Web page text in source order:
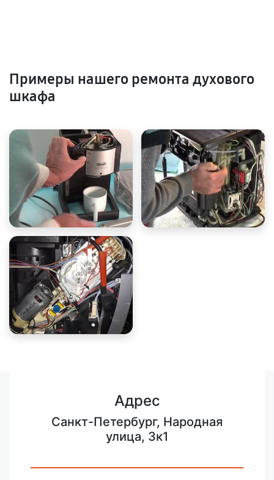
Примеры нашего ремонта духового
шкафа
Адрес
Санкт-Петербург, Народная
улица, 3к1